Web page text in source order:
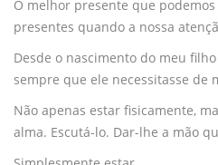
O melhor presente que
presentes quando a nossa
Desde o nascimento do meu
sempre que ele necessitasse de
Não apenas estar fisicamente,
alma. Escutá-lo. Dar-lhe a mão